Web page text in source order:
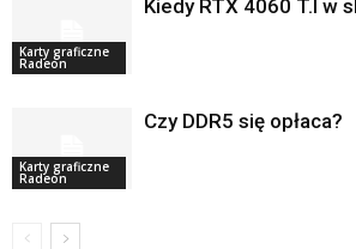
Karty graficzne
Radeon
Kiedy RTX 4060 T.I w
Karty graficzne
Radeon
Czy DDR5 się opłaca?